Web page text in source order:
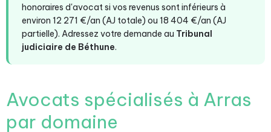
honoraires d'avocat si vos revenus sont inférieurs à
environ 12 271 €/an (AJ totale) ou 18 404 €/an (AJ
partielle). Adressez votre demande au Tribunal
judiciaire de Béthune.
Avocats spécialisés à Arras
par domaine